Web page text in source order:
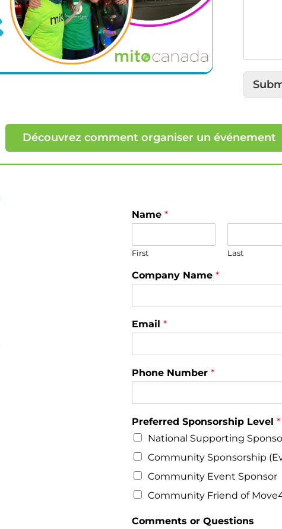
Découvrez comment organiser un événement
Name *
First Last
Company Name *
Email *
Phone Number *
N
u
m
b
e
r
p
n
Preferred Sponsorship Level *
National Supporting
Community Sponsorship
Community Event Sponsor
Community Friend of
Comments or Questions